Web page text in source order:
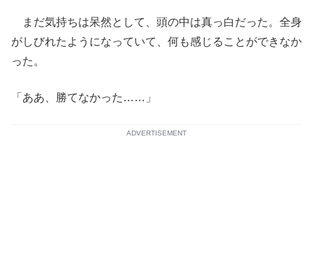
まだ気持ちは呆然として、頭の中は真っ白だった。全身
がしびれたようになっていて、何も感じることができなか
った。
「ああ、勝てなかった……」
ADVERTISEMENT